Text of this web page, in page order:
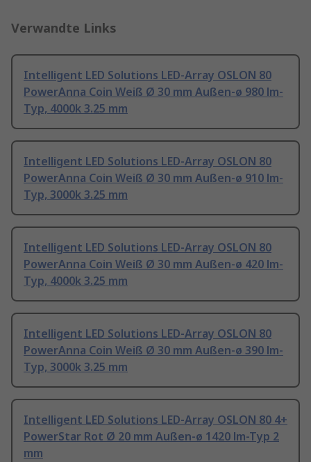
Verwandte Links
Intelligent LED Solutions LED-Array OSLON 80
PowerAnna Coin Weiß Ø 30 mm Außen-ø 980 lm-
Typ, 4000k 3.25 mm
Intelligent LED Solutions LED-Array OSLON 80
PowerAnna Coin Weiß Ø 30 mm Außen-ø 910 lm-
Typ, 3000k 3.25 mm
Intelligent LED Solutions LED-Array OSLON 80
PowerAnna Coin Weiß Ø 30 mm Außen-ø 420 lm-
Typ, 4000k 3.25 mm
Intelligent LED Solutions LED-Array OSLON 80
PowerAnna Coin Weiß Ø 30 mm Außen-ø 390 lm-
Typ, 3000k 3.25 mm
Intelligent LED Solutions LED-Array OSLON 80 4+
PowerStar Rot Ø 20 mm Außen-ø 1420 lm-Typ 2
mm